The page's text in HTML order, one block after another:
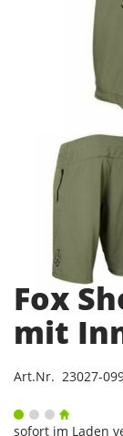
Fox
mit
Art.Nr. 23027-
sofort im Laden